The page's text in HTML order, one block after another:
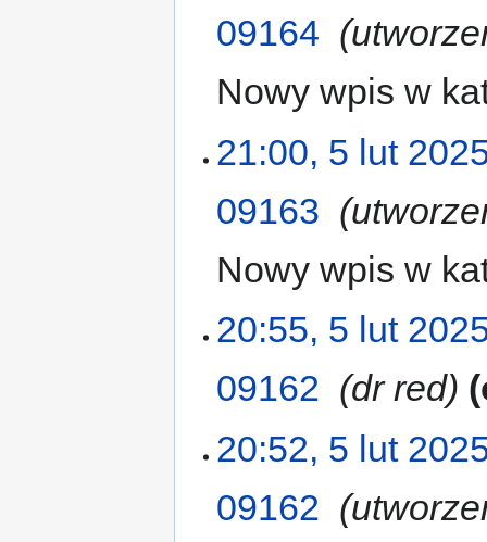
09164
Nowy wpis w
21:00, 5 lut
09163
Nowy wpis w
20:55, 5 lut
09162
dr red
20:52, 5 lut
09162